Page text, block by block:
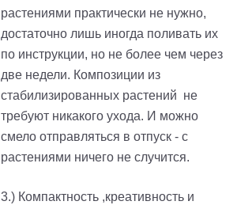
растениями практически не нужно,
достаточно лишь иногда поливать их
по инструкции, но не более чем через
две недели. Композиции из
стабилизированных растений не
требуют никакого ухода. И можно
смело отправляться в отпуск - с
растениями ничего не случится.
3.) Компактность ,креативность и